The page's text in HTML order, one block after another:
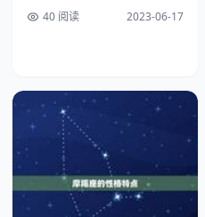
40 阅读 2023-06-17